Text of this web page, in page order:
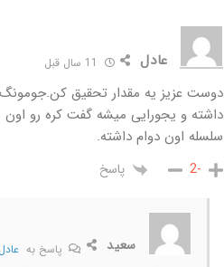
عادل
دوست عزیز یه مقدار تحقیق کن.جومونگ
داشته و یجورایی میشه گفت کره رو
سلسله اون دوام داشته.
-2 پاسخ
سعید پاسخ به عادل